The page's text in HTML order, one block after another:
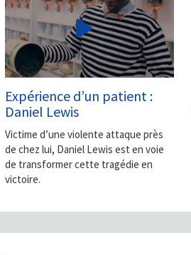
Expérience d’un patient :
Daniel Lewis
Victime d’une violente attaque près
de chez lui, Daniel Lewis est en voie
de transformer cette tragédie en
victoire.